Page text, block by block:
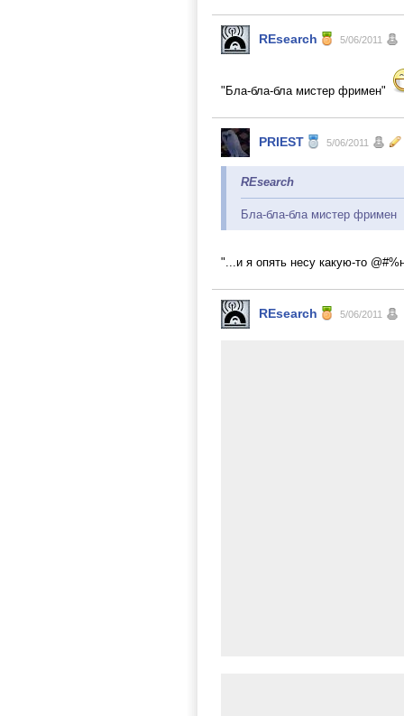
REsearch 5/06/2011
"Бла-бла-бла мистер фримен"
PRIEST 5/06/2011
REsearch
Бла-бла-бла мистер фримен
"...и я опять несу какую-то
REsearch 5/06/2011